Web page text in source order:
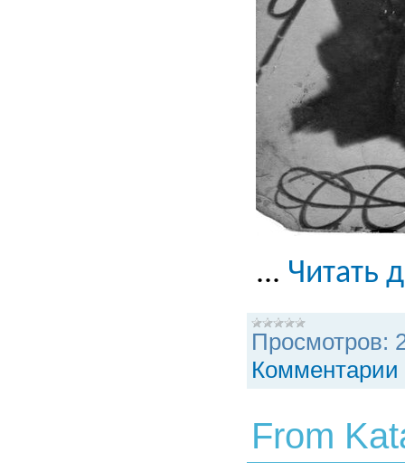
... Читать
Просмотров:
Комментарии
From